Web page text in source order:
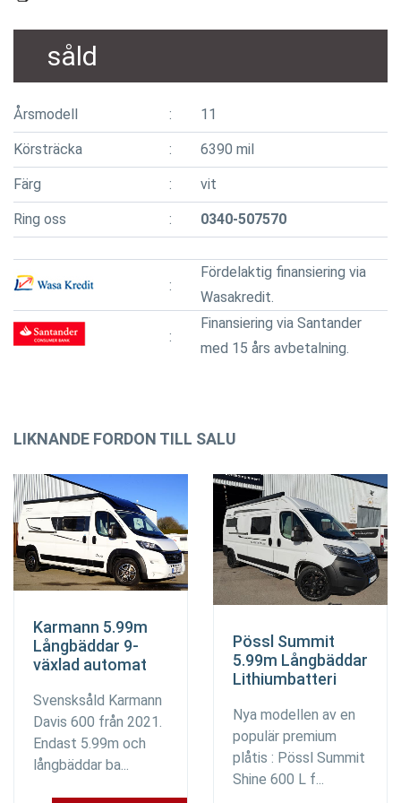
såld
Årsmodell 11
Körsträcka 6390 mil
Färg vit
Ring oss 0340-507570
Fördelaktig finansiering via
Wasakredit.
Finansiering via Santander
med 15 års avbetalning.
LIKNANDE FORDON TILL SALU
Karmann 5.99m
Långbäddar 9-
växlad automat
Svensksåld Karmann
Davis 600 från 2021.
Endast 5.99m och
långbäddar ba...
Pössl Summit
5.99m Långbäddar
Lithiumbatteri
Nya modellen av en
populär premium
plåtis : Pössl Summit
Shine 600 L f...